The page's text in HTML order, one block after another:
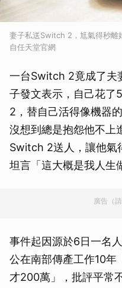
妻子私送Switch 2，尪氣得秒離
自任天堂官網
一台Switch 2竟成了夫
子發文表示，自己花
2，替自己活得像機器
沒想到總是抱怨他不上
Switch 2送人，讓他氣
坦言「這大概是我人生
廣告（
事件起因源於6日一名
公在南部傳產工作10年
才200萬」，批評平常